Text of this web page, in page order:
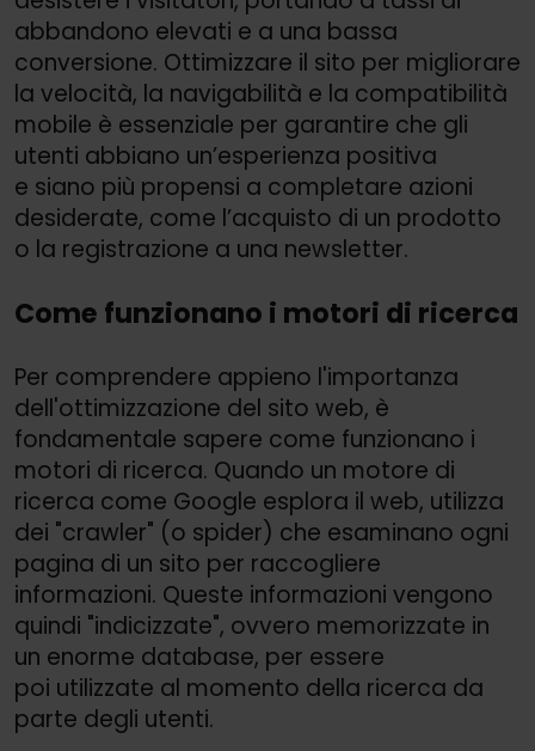
abbandono elevati e a una bassa
conversione. Ottimizzare il sito per migliorare
la velocità, la navigabilità e la compatibilità
mobile è essenziale per garantire che gli
utenti abbiano un’esperienza positiva
e siano più propensi a completare azioni
desiderate, come l’acquisto di un prodotto
o la registrazione a una newsletter.
Come funzionano i motori di ricerca
Per comprendere appieno l'importanza
dell'ottimizzazione del sito web, è
fondamentale sapere come funzionano i
motori di ricerca. Quando un motore di
ricerca come Google esplora il web, utilizza
dei "crawler" (o spider) che esaminano ogni
pagina di un sito per raccogliere
informazioni. Queste informazioni vengono
quindi "indicizzate", ovvero memorizzate in
un enorme database, per essere
poi utilizzate al momento della ricerca da
parte degli utenti.